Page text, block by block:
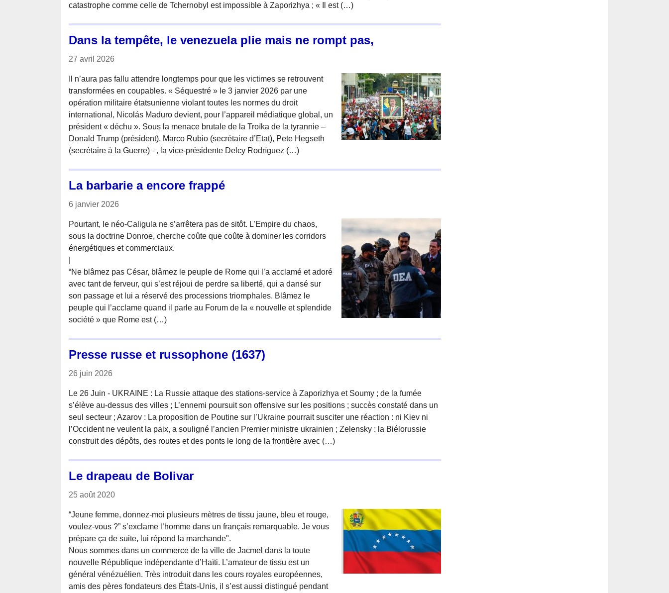
catastrophe comme celle de Tchernobyl est impossible à Zaporizhya ; « Il est (…)
Dans la tempête, le venezuela plie mais ne rompt pas,
27 avril 2026
Il n’aura pas fallu attendre longtemps pour que les victimes se retrouvent
transformées en coupables. « Séquestré » le 3 janvier 2026 par une
opération militaire étatsunienne violant toutes les normes du droit
international, Nicolás Maduro devient, pour l’appareil médiatique global, un
président « déchu ». Sous la menace brutale de la Troïka de la tyrannie –
Donald Trump (président), Marco Rubio (secrétaire d’Etat), Pete Hegseth
(secrétaire à la Guerre) –, la vice-présidente Delcy Rodríguez (…)
La barbarie a encore frappé
6 janvier 2026
Pourtant, le néo-Caligula ne s’arrêtera pas de sitôt. L’Empire du chaos,
sous la doctrine Donroe, cherche coûte que coûte à dominer les corridors
énergétiques et commerciaux.
“Ne blâmez pas César, blâmez le peuple de Rome qui l’a acclamé et adoré
avec tant de ferveur, qui s’est réjoui de perdre sa liberté, qui a dansé sur
son passage et lui a réservé des processions triomphales. Blâmez le
peuple qui l’acclame quand il parle au Forum de la « nouvelle et splendide
société » que Rome est (…)
Presse russe et russophone (1637)
26 juin 2026
Le 26 Juin - UKRAINE : La Russie attaque des stations-service à Zaporizhya et Soumy ; de la fumée
s’élève au-dessus des villes ; L’ennemi poursuit son offensive sur les positions ; succès constaté dans un
seul secteur ; Azarov : La proposition de Poutine sur l’Ukraine pourrait susciter une réaction : ni Kiev ni
l’Occident ne veulent la paix, a souligné l’ancien Premier ministre ukrainien ; Zelensky : la Biélorussie
construit des dépôts, des routes et des ponts le long de la frontière avec (…)
Le drapeau de Bolivar
25 août 2020
“Jeune femme, donnez-moi plusieurs mètres de tissu jaune, bleu et rouge,
voulez-vous ?” s’exclame l’homme dans un français remarquable. Je vous
prépare ça de suite, lui répond la marchande".
Nous sommes dans un commerce de la ville de Jacmel dans la toute
nouvelle République indépendante d’Haïti. L’amateur de tissu est un
général vénézuélien. Très introduit dans les cours royales européennes,
amis des pères fondateurs des États-Unis, il s’est aussi distingué pendant